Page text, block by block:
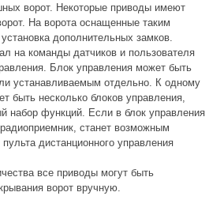
ворот. Некоторые приводы имеют
На ворота оснащенные таким
дополнительных замков.
на команды датчиков и пользователя
Блок управления может быть
устанавливаемым отдельно. К одному
быть несколько блоков управления,
набор функций. Если в блок управления
станет возможным
дистанционного управления
все приводы могут быть
ворот вручную.